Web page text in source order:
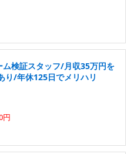
検証スタッフ/月収35万円を
り/年休125日でメリハリ
円